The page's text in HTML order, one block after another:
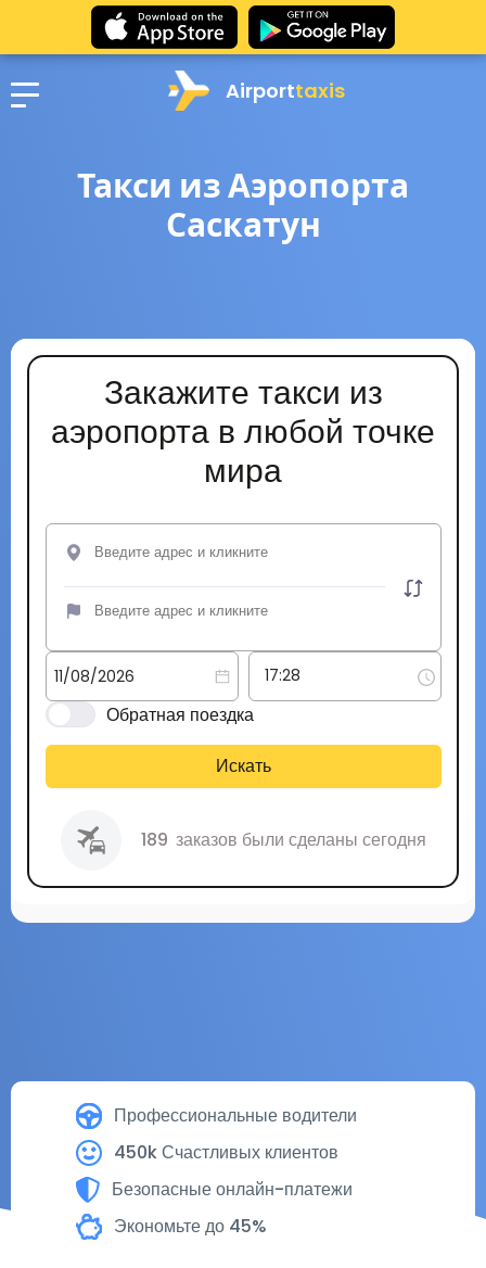
Airporttaxis
Такси из Аэропорта
Саскатун
Профессиональные водители
450k Счастливых клиентов
Безопасные онлайн-платежи
Экономьте до 45%
Закажите такси из
аэропорта в любой точке
мира
Обратная поездка
Искать
189 заказов были сделаны сегодня